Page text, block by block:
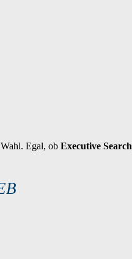
Egal, ob Executive Search